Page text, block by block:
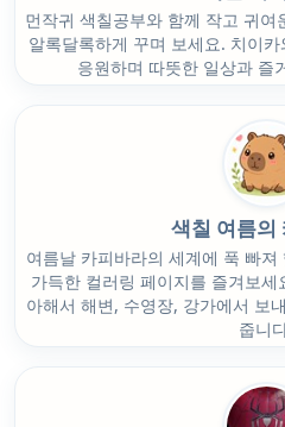
먼작귀 색칠공부와 함께 작고 귀
알록달록하게 꾸며 보세요. 치이
응원하며 따뜻한 일상과 즐
색칠 여름의
여름날 카피바라의 세계에 푹 빠
가득한 컬러링 페이지를 즐겨보
아해서 해변, 수영장, 강가에서 보
줍니